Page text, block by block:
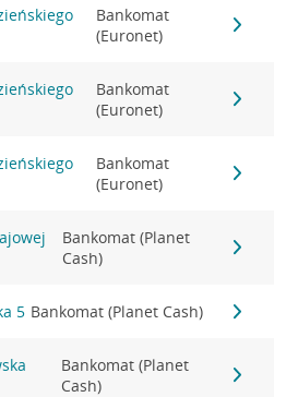
Bankomat
(Euronet)
Bankomat
(Euronet)
Bankomat
(Euronet)
Bankomat (Planet
Cash)
5 Bankomat (Planet Cash)
Bankomat (Planet
Cash)